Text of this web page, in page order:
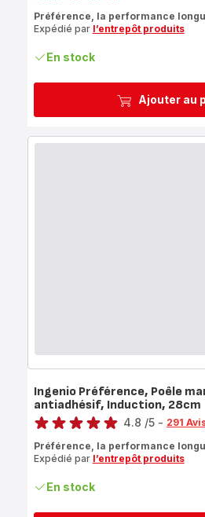
Ajouter au
Préférence, la performance
Expédié par l’entrepôt produits
En stock
Ingenio Préférence, Poêle
antiadhésif, Induction, 28cm
Note
4.8 /5 - 291
Préférence, la performance
Expédié par l’entrepôt produits
En stock